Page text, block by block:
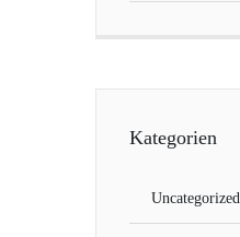
Kategorien
Uncategorized